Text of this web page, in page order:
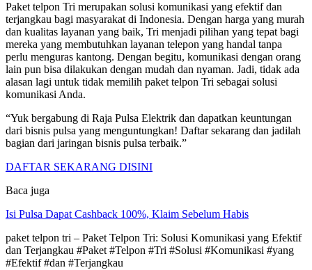
Paket telpon Tri merupakan solusi komunikasi yang efektif dan
terjangkau bagi masyarakat di Indonesia. Dengan harga yang murah
dan kualitas layanan yang baik, Tri menjadi pilihan yang tepat bagi
mereka yang membutuhkan layanan telepon yang handal tanpa
perlu menguras kantong. Dengan begitu, komunikasi dengan orang
lain pun bisa dilakukan dengan mudah dan nyaman. Jadi, tidak ada
alasan lagi untuk tidak memilih paket telpon Tri sebagai solusi
komunikasi Anda.
“Yuk bergabung di Raja Pulsa Elektrik dan dapatkan keuntungan
dari bisnis pulsa yang menguntungkan! Daftar sekarang dan jadilah
bagian dari jaringan bisnis pulsa terbaik.”
DAFTAR SEKARANG DISINI
Baca juga
Isi Pulsa Dapat Cashback 100%, Klaim Sebelum Habis
paket telpon tri – Paket Telpon Tri: Solusi Komunikasi yang Efektif
dan Terjangkau #Paket #Telpon #Tri #Solusi #Komunikasi #yang
#Efektif #dan #Terjangkau